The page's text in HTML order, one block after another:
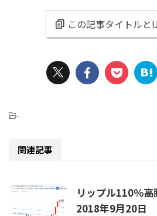
この記事タイトルと
-
関連記事
リップル110％
2018年9月20日